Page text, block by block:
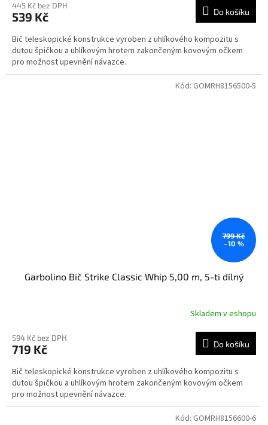
445 Kč bez DPH
539 Kč Do košíku
Bič teleskopické konstrukce vyroben z uhlíkového kompozitu s
dutou špičkou a uhlíkovým hrotem zakončeným kovovým očkem
pro možnost upevnění návazce.
799 Kč
–10 %
Garbolino Bič Strike Classic Whip 5,00 m, 5-ti dílný
Skladem v eshopu
594 Kč bez DPH
719 Kč Do košíku
Bič teleskopické konstrukce vyroben z uhlíkového kompozitu s
dutou špičkou a uhlíkovým hrotem zakončeným kovovým očkem
pro možnost upevnění návazce.
Kód: GOMRH8156500-5
Kód: GOMRH8156600-6